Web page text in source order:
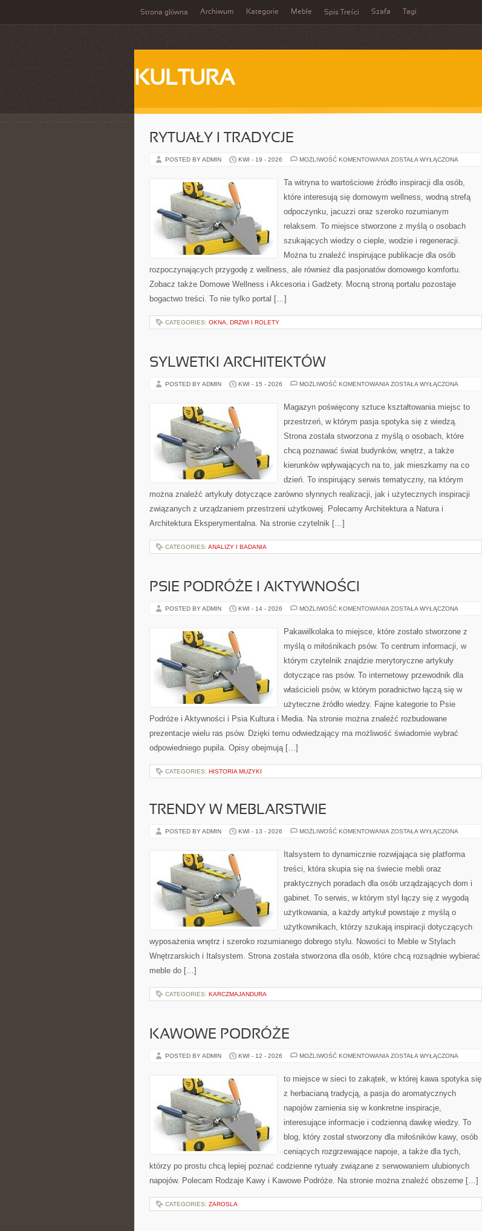
Strona główna Archiwum Kategorie Meble Spis Treści Szafa Tagi
KULTURA
RYTUAŁY I TRADYCJE
POSTED BY ADMIN KWI - 19 - 2026 MOŻLIWOŚĆ KOMENTOWANIA RYTUAŁY
ZOSTAŁA WYŁĄCZONA
Ta witryna to wartościowe źródło inspiracji dla osób,
które interesują się domowym wellness, wodną strefą
odpoczynku, jacuzzi oraz szeroko rozumianym
relaksem. To miejsce stworzone z myślą o osobach
szukających wiedzy o cieple, wodzie i regeneracji.
Można tu znaleźć inspirujące publikacje dla osób
rozpoczynających przygodę z wellness, ale również dla pasjonatów domowego komfortu.
Zobacz także Domowe Wellness i Akcesoria i Gadżety. Mocną stroną portalu pozostaje
bogactwo treści. To nie tylko portal […]
CATEGORIES: OKNA, DRZWI I ROLETY
SYLWETKI ARCHITEKTÓW
POSTED BY ADMIN KWI - 15 - 2026 MOŻLIWOŚĆ KOMENTOWANIA SYLWETKI
ZOSTAŁA WYŁĄCZONA
Magazyn poświęcony sztuce kształtowania miejsc to
przestrzeń, w którym pasja spotyka się z wiedzą.
Strona została stworzona z myślą o osobach, które
chcą poznawać świat budynków, wnętrz, a także
kierunków wpływających na to, jak mieszkamy na co
dzień. To inspirujący serwis tematyczny, na którym
można znaleźć artykuły dotyczące zarówno słynnych realizacji, jak i użytecznych inspiracji
związanych z urządzaniem przestrzeni użytkowej. Polecamy Architektura a Natura i
Architektura Eksperymentalna. Na stronie czytelnik […]
CATEGORIES: ANALIZY I BADANIA
PSIE PODRÓŻE I AKTYWNOŚCI
POSTED BY ADMIN KWI - 14 - 2026 MOŻLIWOŚĆ KOMENTOWANIA PSIE
AKTYWNOŚCI
ZOSTAŁA WYŁĄCZONA
Pakawilkolaka to miejsce, które zostało stworzone z
myślą o miłośnikach psów. To centrum informacji, w
którym czytelnik znajdzie merytoryczne artykuły
dotyczące ras psów. To internetowy przewodnik dla
właścicieli psów, w którym poradnictwo łączą się w
użyteczne źródło wiedzy. Fajne kategorie to Psie
Podróże i Aktywności i Psia Kultura i Media. Na stronie można znaleźć rozbudowane
prezentacje wielu ras psów. Dzięki temu odwiedzający ma możliwość świadomie wybrać
odpowiedniego pupila. Opisy obejmują […]
CATEGORIES: HISTORIA MUZYKI
TRENDY W MEBLARSTWIE
POSTED BY ADMIN KWI - 13 - 2026 MOŻLIWOŚĆ KOMENTOWANIA TRENDY
ZOSTAŁA WYŁĄCZONA
Italsystem to dynamicznie rozwijająca się platforma
treści, która skupia się na świecie mebli oraz
praktycznych poradach dla osób urządzających dom i
gabinet. To serwis, w którym styl łączy się z wygodą
użytkowania, a każdy artykuł powstaje z myślą o
użytkownikach, którzy szukają inspiracji dotyczących
wyposażenia wnętrz i szeroko rozumianego dobrego stylu. Nowości to Meble w Stylach
Wnętrzarskich i Italsystem. Strona została stworzona dla osób, które chcą rozsądnie wybierać
meble do […]
CATEGORIES: KARCZMAJANDURA
KAWOWE PODRÓŻE
POSTED BY ADMIN KWI - 12 - 2026 MOŻLIWOŚĆ KOMENTOWANIA KAWOWE
ZOSTAŁA WYŁĄCZONA
to miejsce w sieci to zakątek, w której kawa spotyka się
z herbacianą tradycją, a pasja do aromatycznych
napojów zamienia się w konkretne inspiracje,
interesujące informacje i codzienną dawkę wiedzy. To
blog, który został stworzony dla miłośników kawy, osób
ceniących rozgrzewające napoje, a także dla tych,
którzy po prostu chcą lepiej poznać codzienne rytuały związane z serwowaniem ulubionych
napojów. Polecam Rodzaje Kawy i Kawowe Podróże. Na stronie można znaleźć obszerne […]
CATEGORIES: ZAROSLA